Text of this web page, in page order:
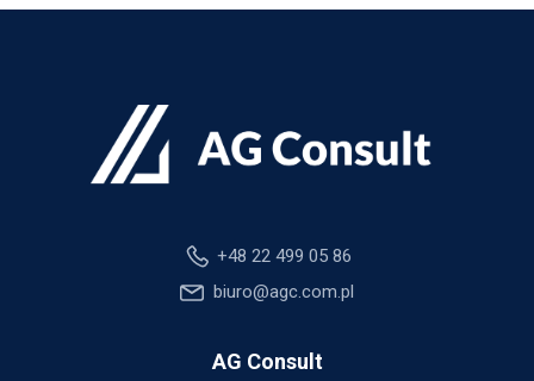
+48 22 499 05 86
biuro@agc.com.pl
AG Consult